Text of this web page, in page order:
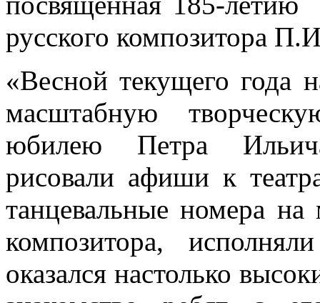
русского композитора
«Весной текущего года
масштабную
юбилею Петра
рисовали афиши к
танцевальные номера
композитора,
оказался настолько